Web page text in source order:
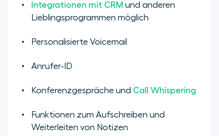
Integrationen mit CRM und anderen
Lieblingsprogrammen möglich
Personalisierte Voicemail
Anrufer-ID
Konferenzgespräche und Call Whispering
Funktionen zum Aufschreiben und
Weiterleiten von Notizen